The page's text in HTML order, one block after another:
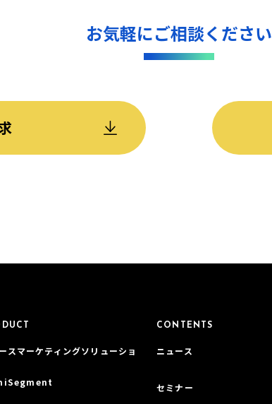
お気軽にご相談ください
スマーケティングソリューショ
CONTENTS
ニュース
セミナー